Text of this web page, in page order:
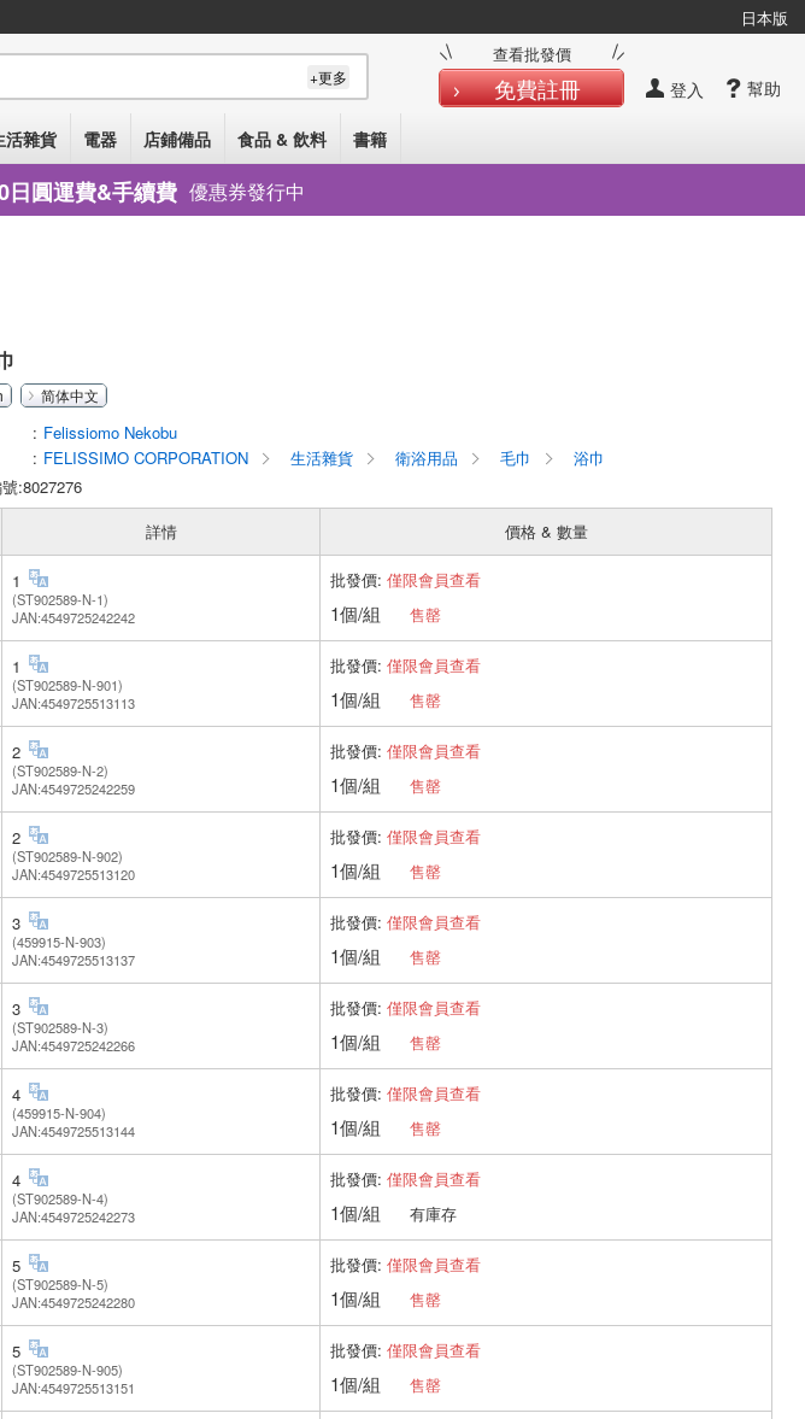
日本版
幫助
登入
查看批發價
免費註冊
+更多
活雜貨 電器 店鋪備品 食品 & 飲料 書籍
日圓運費&手續費 優惠券發行中
简体中文
Felissiomo Nekobu
FELISSIMO CORPORATION 生活雜貨 衛浴用品 毛巾
浴巾
:8027276
詳情
價格 & 數量
1
(ST902589-N-1)
JAN:4549725242242
批發價: 僅限會員查看
1個/組 售罄
1
(ST902589-N-901)
JAN:4549725513113
批發價: 僅限會員查看
1個/組 售罄
2
(ST902589-N-2)
JAN:4549725242259
批發價: 僅限會員查看
1個/組 售罄
2
(ST902589-N-902)
JAN:4549725513120
批發價: 僅限會員查看
1個/組 售罄
3
(459915-N-903)
JAN:4549725513137
批發價: 僅限會員查看
1個/組 售罄
3
(ST902589-N-3)
JAN:4549725242266
批發價: 僅限會員查看
1個/組 售罄
4
(459915-N-904)
JAN:4549725513144
批發價: 僅限會員查看
1個/組 售罄
4
(ST902589-N-4)
JAN:4549725242273
批發價: 僅限會員查看
1個/組 有庫存
5
(ST902589-N-5)
JAN:4549725242280
批發價: 僅限會員查看
1個/組 售罄
5
(ST902589-N-905)
JAN:4549725513151
批發價: 僅限會員查看
1個/組 售罄